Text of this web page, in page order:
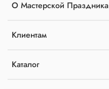
О Мастерской Праздника
Клиентам
Каталог